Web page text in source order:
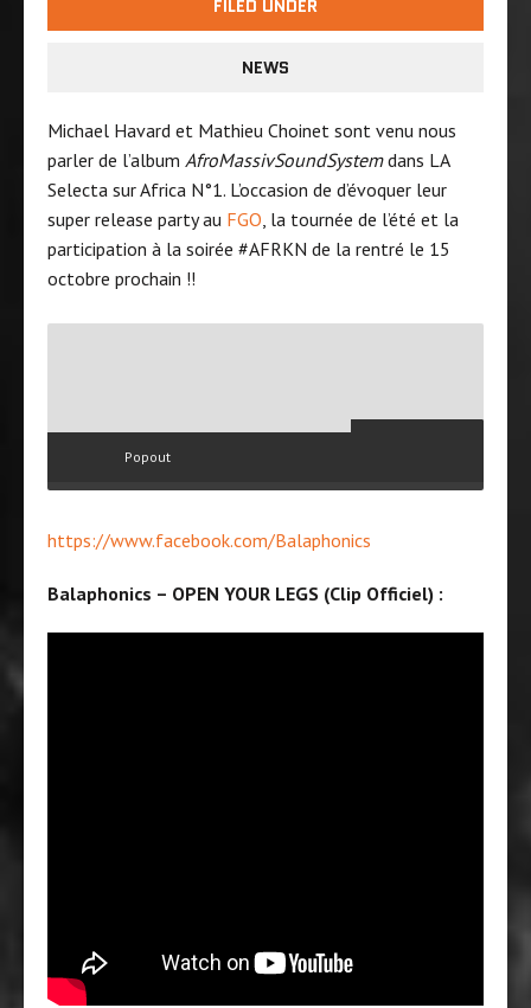
FILED UNDER
NEWS
Michael Havard et Mathieu Choinet sont venu nous
parler de l’album AfroMassivSoundSystemdans LA
Selecta sur Africa N°1. L’occasion de d’évoquer leur
super release party au FGO, la tournée de l’été et la
participation à la soirée #AFRKN de la rentré le 15
octobre prochain !!
Popout
https://www.facebook.com/Balaphonics
Balaphonics – OPEN YOUR LEGS (Clip Officiel) :